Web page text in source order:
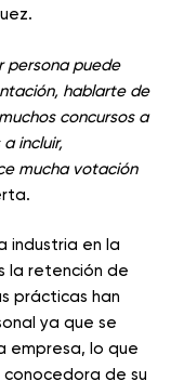
persona puede
hablarte de
concursos a
incluir,
mucha votación
industria en la
la retención de
prácticas han
ya que se
empresa, lo que
de su